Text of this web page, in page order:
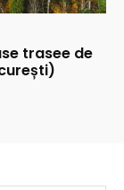
trasee de